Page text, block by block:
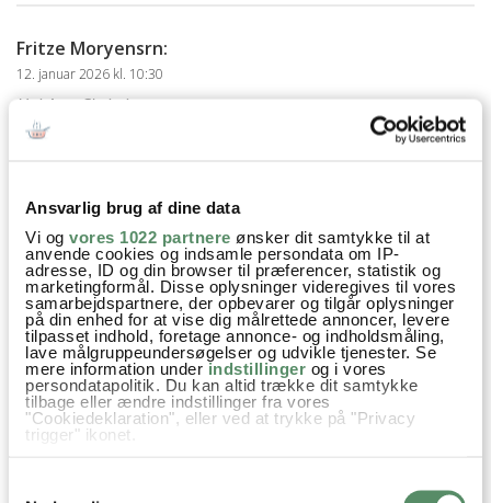
Ansvarlig brug af dine data
Vi og vores 1022 partnere ønsker dit samtykke til at
anvende cookies og indsamle persondata om IP-
adresse, ID og din browser til præferencer, statistik og
marketingformål. Disse oplysninger videregives til vores
samarbejdspartnere, der opbevarer og tilgår oplysninger
på din enhed for at vise dig målrettede annoncer, levere
tilpasset indhold, foretage annonce- og indholdsmåling,
lave målgruppeundersøgelser og udvikle tjenester. Se
mere information under indstillinger og i vores
persondatapolitik. Du kan altid trække dit samtykke
tilbage eller ændre indstillinger fra vores
"Cookiedeklaration", eller ved at trykke på "Privacy
trigger" ikonet.
Indsamle præcise oplysninger om din placering,
Fritze Moryensrn:
12. januar 2026 kl. 10:30
Hej Ann Christine
Kan salaten bruges til en oksebøf sammen m ovnbagte
Fritze Mortensen
besvar
Ann-Christine:
13. januar 2026 kl. 16:51
Hej Fritze
ja, det vil være rigtig lækkert sammen
God fornøjelse
Kh Ann-Christine